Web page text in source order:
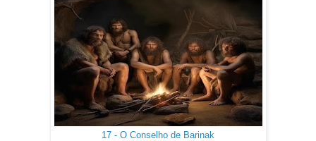
17 - O Conselho de Barinak